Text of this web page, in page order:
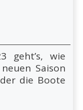
geht’s, wie
Saison
die Boote